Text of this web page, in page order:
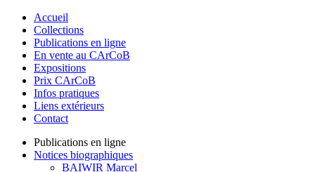
Accueil
Collections
Publications en ligne
En vente au CArCoB
Expositions
Prix CArCoB
Infos pratiques
Liens extérieurs
Contact
Publications en ligne
Notices biographiques
BAIWIR Marcel